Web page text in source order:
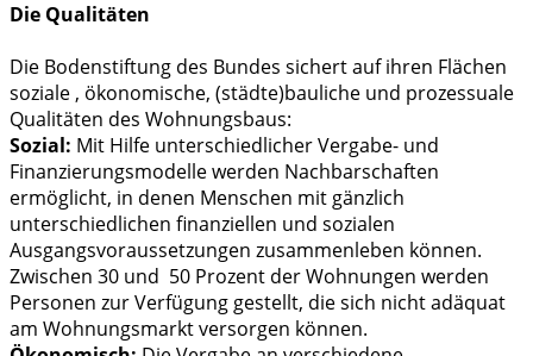
Die Qualitäten
Die Bodenstiftung des Bundes sichert auf ihren Flächen
soziale , ökonomische, (städte)bauliche und prozessuale
Qualitäten des Wohnungsbaus:
Sozial: Mit Hilfe unterschiedlicher Vergabe- und
Finanzierungsmodelle werden Nachbarschaften
ermöglicht, in denen Menschen mit gänzlich
unterschiedlichen finanziellen und sozialen
Ausgangsvoraussetzungen zusammenleben können.
Zwischen 30 und 50 Prozent der Wohnungen werden
Personen zur Verfügung gestellt, die sich nicht adäquat
am Wohnungsmarkt versorgen können.